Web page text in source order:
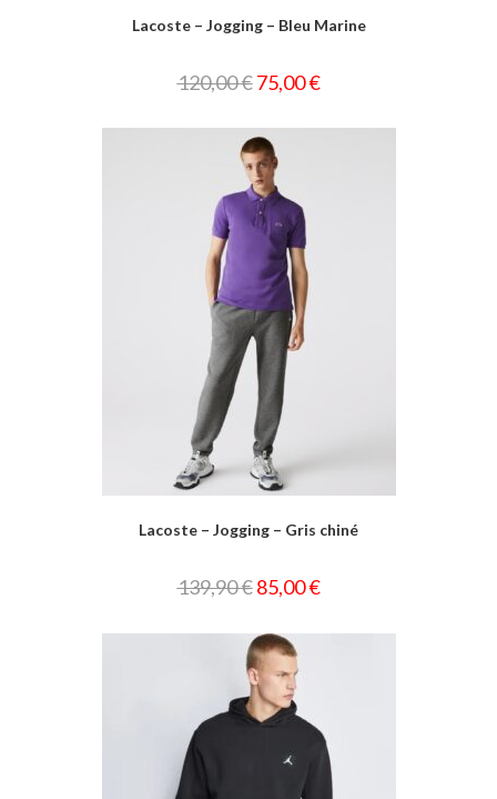
Lacoste – Jogging – Bleu Marine
120,00€ 75,00€
Lacoste – Jogging – Gris chiné
139,90€ 85,00€